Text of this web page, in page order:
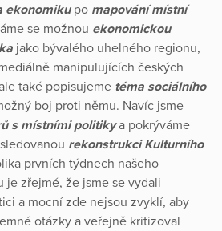
ekonomikupo mapování místní
se možnou ekonomickou
jako bývalého uhelného regionu,
manipulujících českých
také popisujeme téma sociálního
boj proti němu. Navíc jsme
s místními politikya pokrýváme
rekonstrukci Kulturního
prvních týdnech našeho
je zřejmé, že jsme se vydali
a mocní zde nejsou zvyklí, aby
otázky a veřejně kritizoval